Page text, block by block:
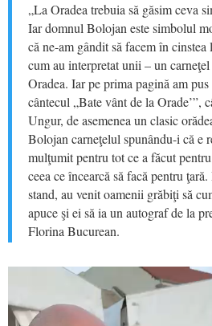
„La Oradea trebuia să găsim ceva
Iar domnul Bolojan este simbolul
că ne-am gândit să facem în
cum au interpretat unii – un
Oradea. Iar pe prima pagină am
cântecul „Bate vânt de la Orade’”,
Ungur, de asemenea un clasic
Bolojan carneţelul spunându-i că e
mulţumit pentru tot ce a făcut
ceea ce încearcă să facă pentru
stand, au venit oamenii grăbiţi să
apuce şi ei să ia un autograf de la
Florina Bucurean.